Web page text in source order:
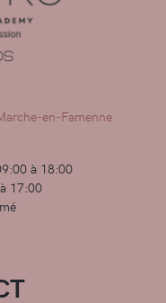
en-Famenne
à 18:00
17:00